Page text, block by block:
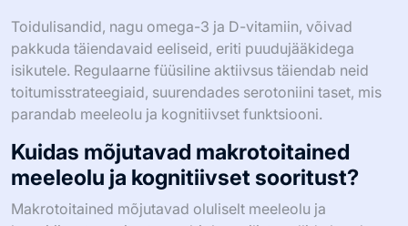
Toidulisandid, nagu omega-3 ja D-vitamiin, võivad
pakkuda täiendavaid eeliseid, eriti puudujääkidega
isikutele. Regulaarne füüsiline aktiivsus täiendab neid
toitumisstrateegiaid, suurendades serotoniini taset, mis
parandab meeleolu ja kognitiivset funktsiooni.
Kuidas mõjutavad makrotoitained
meeleolu ja kognitiivset sooritust?
Makrotoitained mõjutavad oluliselt meeleolu ja